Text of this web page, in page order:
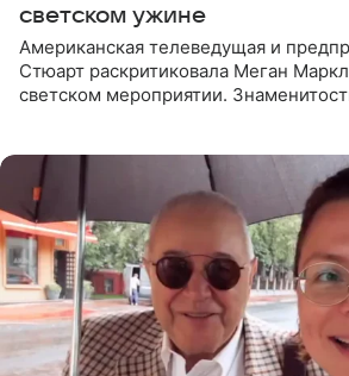
светском ужине
Американская телеведущая и
Стюарт раскритиковала Меган
светском мероприятии.